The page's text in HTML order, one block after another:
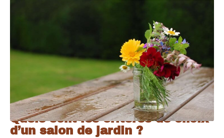
Quels sont les critères de choix
d’un salon de jardin ?